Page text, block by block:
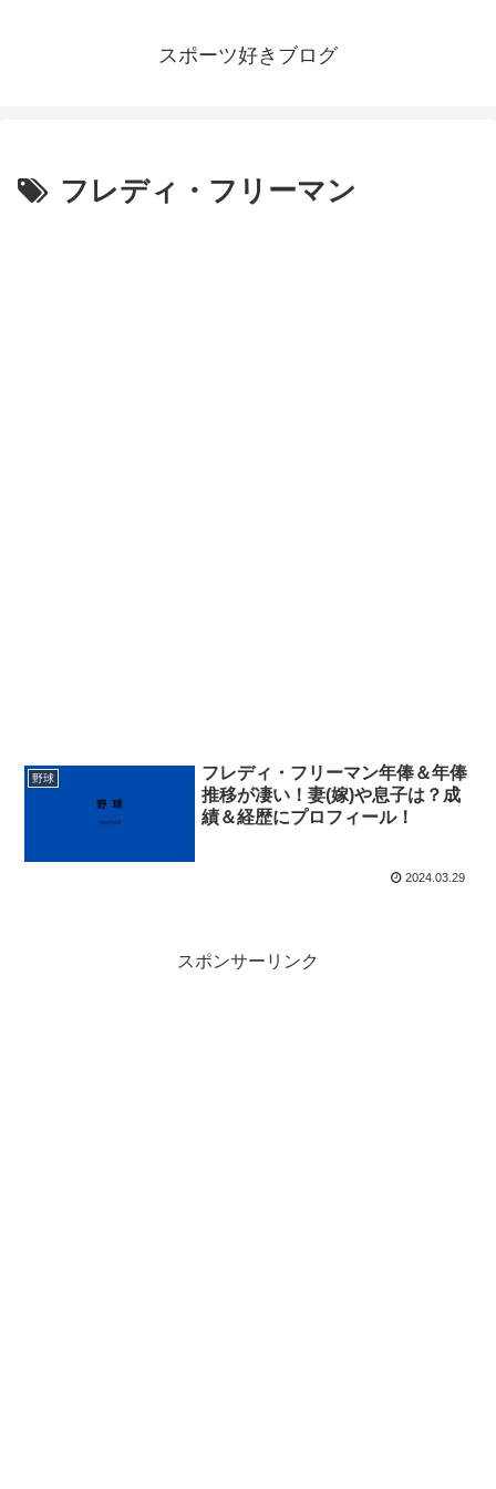
スポーツ好きブログ
フレディ・フリーマン
野球
フレディ・フリーマン年俸＆年俸
推移が凄い！妻(嫁)や息子は？成
績＆経歴にプロフィール！
2024.03.29
スポンサーリンク